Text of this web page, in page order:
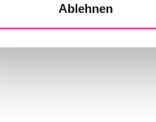
Ablehnen